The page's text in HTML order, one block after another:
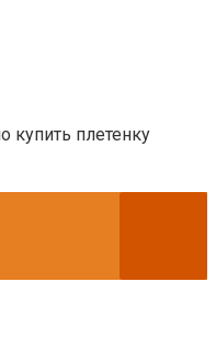
купить плетенку